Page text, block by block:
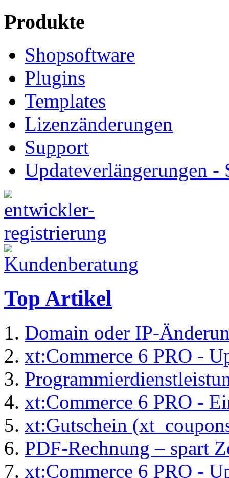
Produkte
Shopsoftware
Plugins
Templates
Lizenzänderungen
Support
Updateverlängerungen -
Top Artikel
Domain oder IP-
xt:Commerce 6 PRO -
xt:Commerce 6 PRO -
xt:Gutschein
PDF-Rechnung – spart
xt:Commerce 6 PRO -